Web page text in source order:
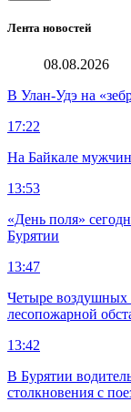
Лента новостей
08.08.2026
В Улан-Удэ на
17:22
На Байкале
13:53
«День поля»
Бурятии
13:47
Четыре воздушных
лесопожарной
13:42
В Бурятии
столкновения с